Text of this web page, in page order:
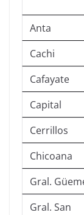
Anta
Cachi
Cafayate
Capital
Cerrillos
Chicoana
Gral.
Gral. San